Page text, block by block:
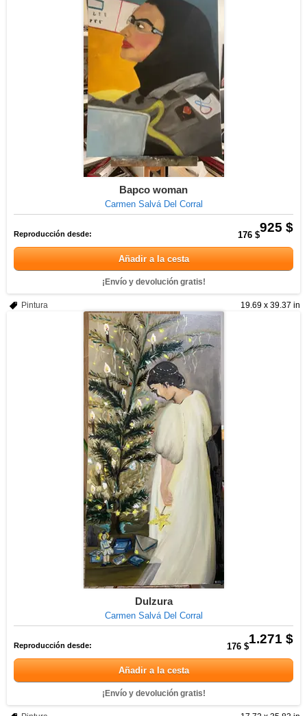
Bapco woman
Carmen Salvá Del Corral
925 $
Reproducción desde: 176 $
Añadir a la cesta
¡Envío y devolución gratis!
19.69 x 39.37 in
Pintura
Dulzura
Carmen Salvá Del Corral
1.271 $
Reproducción desde: 176 $
Añadir a la cesta
¡Envío y devolución gratis!